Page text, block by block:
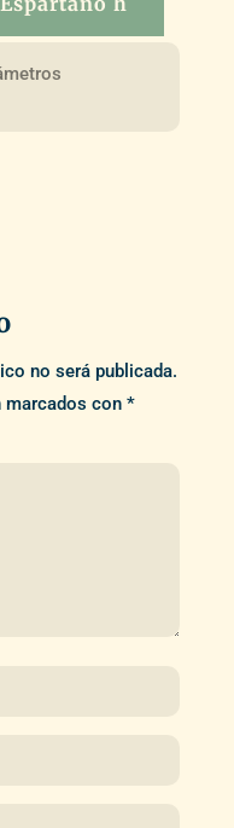
no será publicada.
con *